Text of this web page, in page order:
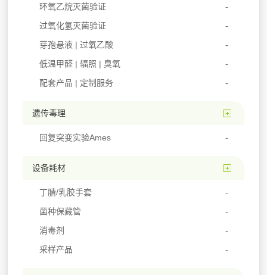
环氧乙烷灭菌验证
过氧化氢灭菌验证
芽孢悬液 | 过氧乙酸
低温甲醛 | 辐照 | 臭氧
配套产品 | 定制服务
遗传毒理
回复突变实验Ames
设备耗材
丁腈/乳胶手套
菌种保藏管
消毒剂
采样产品